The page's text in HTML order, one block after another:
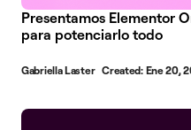
Presentamos Elementor
para potenciarlo todo
Gabriella Laster Created: Ene 20,